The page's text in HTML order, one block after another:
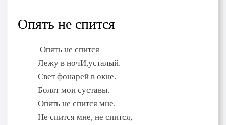
Опять не спится
Опять не спится
Лежу в ночИ,усталый.
Свет фонарей в окне.
Болят мои суставы.
Опять не спится мне.
Не спится мне, не спится,